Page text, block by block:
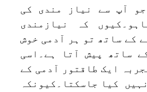
آپ سے نیاز مندی کی
کہ نیازمندی
کے ساتھ تو ہر آدمی خوش
ساتھ پیش آتا ہے۔اسی
ایک طاقتور آدمی کے
کیا جاسکتا۔کیونکہ